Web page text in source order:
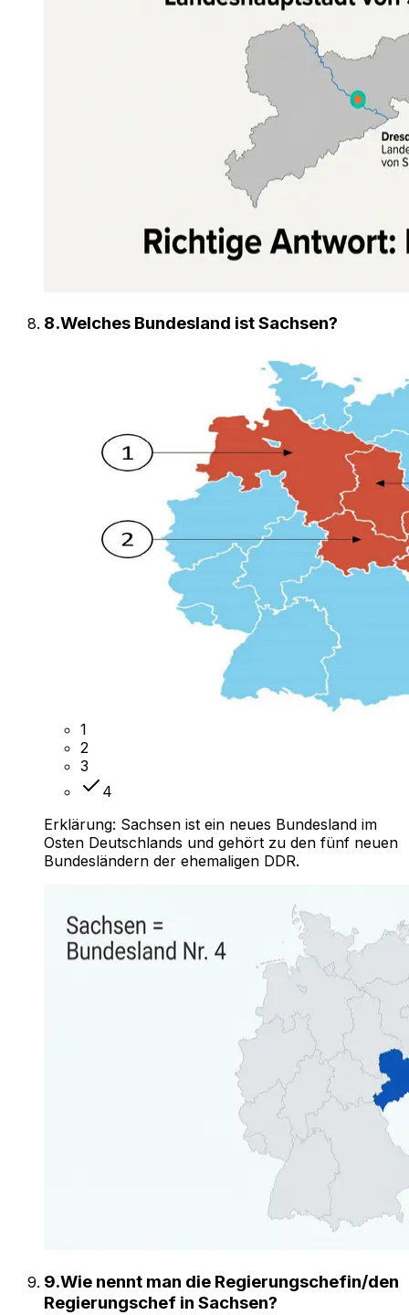
8.Welches Bundesland ist Sachsen?
1
2
3
4
Erklärung: Sachsen ist ein neues Bundesland im
Osten Deutschlands und gehört zu den fünf neuen
Bundesländern der ehemaligen DDR.
9.Wie nennt man die Regierungschefin/den
Regierungschef in Sachsen?